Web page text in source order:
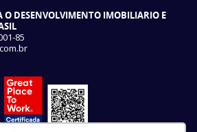
O DESENVOLVIMENTO IMOBILIARIO E
85